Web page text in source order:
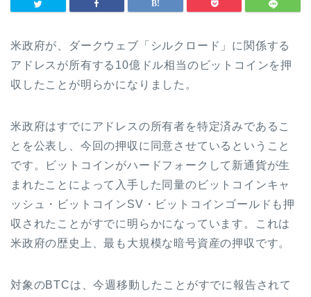
米政府が、ダークウェブ「シルクロード」に関係する
アドレスが所有する10億ドル相当のビットコインを押
収したことが明らかになりました。
米政府はすでにアドレスの所有者を特定済みであるこ
とを公表し、今回の押収に同意させているということ
です。ビットコインがハードフォークして新通貨が生
まれたことによって入手した同量のビットコインキャ
ッシュ・ビットコインSV・ビットコインゴールドも押
収されたことがすでに明らかになっています。これは
米政府の歴史上、最も大規模な暗号資産の押収です。
対象のBTCは、今週移動したことがすでに報告されて